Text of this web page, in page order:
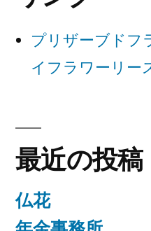
ョ
プリザーブドフ
イフラワーリー
最近の投稿
仏花